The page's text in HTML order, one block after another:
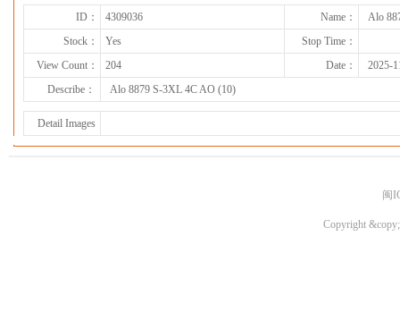
ID： 4309036 Name：
Alo
Stock：
Yes
Stop Time：
View Count：
204 Date：
2025-
Describe：
Alo 8879 S-3XL 4C AO (10)
Detail Images
闽
Copyright